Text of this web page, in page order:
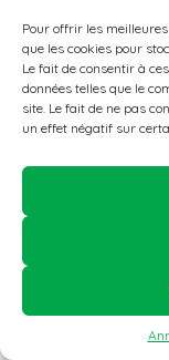
Pour offrir les
que les cookies pour
Le fait de consentir à
données telles que le
site. Le fait de ne pas
un effet négatif sur